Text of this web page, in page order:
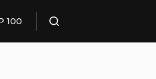
100